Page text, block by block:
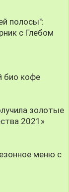
полосы":
с Глебом
био кофе
золотые
2021»
меню с